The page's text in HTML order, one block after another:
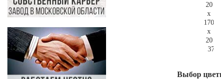
20
x
170
x
20
Выбор